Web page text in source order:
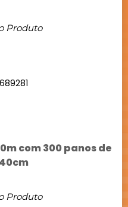
Produto
com 300 panos de
Produto